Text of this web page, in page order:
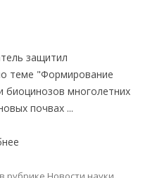
защитил
теме "Формирование
биоцинозов многолетних
почвах ...